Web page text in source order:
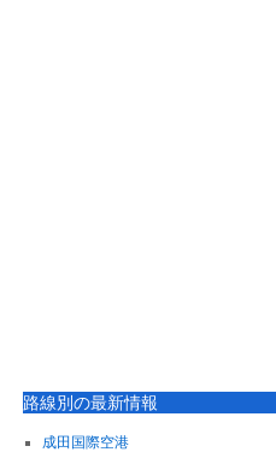
路線別の最新情報
成田国際空港